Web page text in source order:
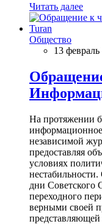
Читать далее
Общество
13
На протяжении
независимой
предоставляя
условиях
дни Советского
переходного
верными своей